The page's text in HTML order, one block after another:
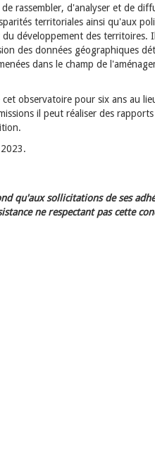
rassembler, d'analyser et de
territoriales ainsi qu'aux
développement des territoires.
des données géographiques
dans le champ de
observatoire pour six ans au
il peut réaliser des
qu'aux sollicitations de ses
ne respectant pas cette